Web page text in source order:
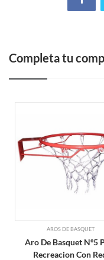
Completa tu
AROS DE BASQUET
Aro De Basquet Nº5
Recreacion Con